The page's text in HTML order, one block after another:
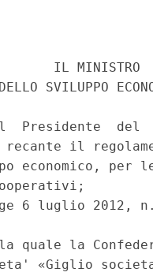
IL MINISTRO
SVILUPPO
Presidente  del
recante il
economico, per
6 luglio 2012,
quale la
«Giglio